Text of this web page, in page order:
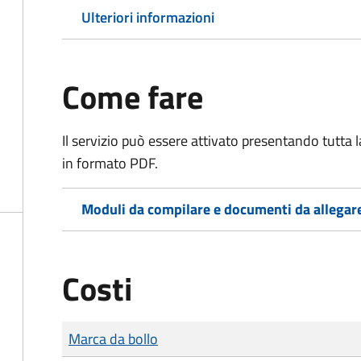
Ulteriori informazioni
Come fare
Il servizio può essere attivato presentando
in formato PDF.
Moduli da compilare e documenti da
Costi
Tipo di pagamento
Importo
Marca da bollo